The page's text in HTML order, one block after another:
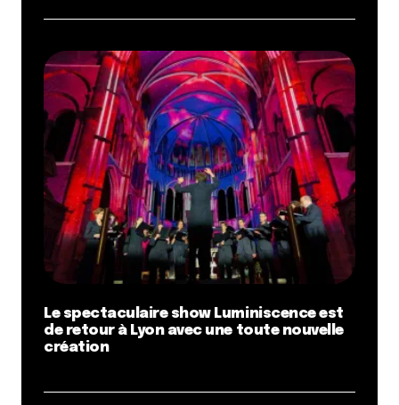
Le spectaculaire show Luminiscence est
de retour à Lyon avec une toute nouvelle
création